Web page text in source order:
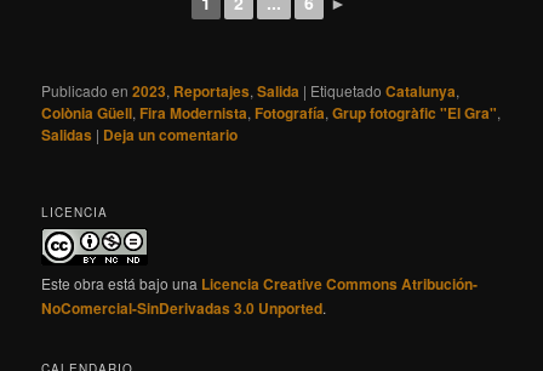
Publicado en 2023, Reportajes,Salida | Etiquetado Catalunya,
Colònia Güell, Fira Modernista, Fotografía,Grup fotogràfic "El Gra",
Salidas | Deja un comentario
LICENCIA
Este obra está bajo una Licencia Creative Commons Atribución-
NoComercial-SinDerivadas 3.0 Unported.